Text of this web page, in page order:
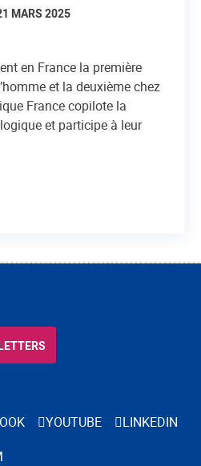
MARS 2025
en France la première
et la deuxième chez
France copilote la
et participe à leur
YOUTUBE
LINKEDIN